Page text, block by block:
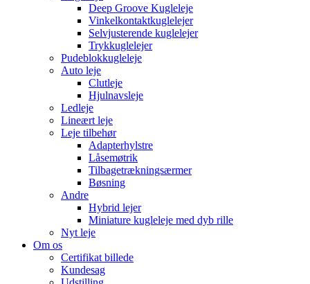
Deep Groove Kugleleje
Vinkelkontaktkuglelejer
Selvjusterende kuglelejer
Trykkuglelejer
Pudeblokkugleleje
Auto leje
Clutleje
Hjulnavsleje
Ledleje
Lineært leje
Leje tilbehør
Adapterhylstre
Låsemøtrik
Tilbagetrækningsærmer
Bøsning
Andre
Hybrid lejer
Miniature kugleleje med dyb rille
Nyt leje
Om os
Certifikat billede
Kundesag